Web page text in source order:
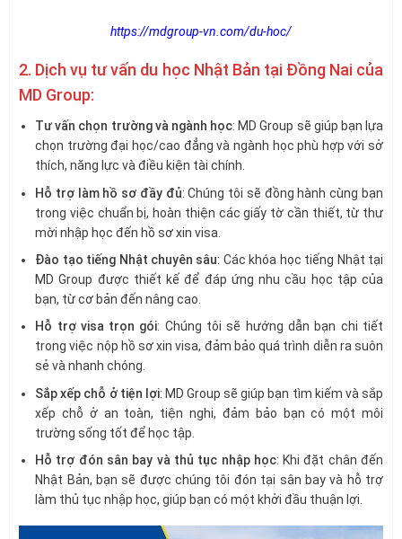
https://mdgroup-vn.com/du-hoc/
2. Dịch vụ tư vấn du học Nhật Bản tại Đồng Nai của
MD Group:
Tư vấn chọn trường và ngành học: MD Group sẽ giúp bạn lựa
chọn trường đại học/cao đẳng và ngành học phù hợp với sở
thích, năng lực và điều kiện tài chính.
Hỗ trợ làm hồ sơ đầy đủ: Chúng tôi sẽ đồng hành cùng bạn
trong việc chuẩn bị, hoàn thiện các giấy tờ cần thiết, từ thư
mời nhập học đến hồ sơ xin visa.
Đào tạo tiếng Nhật chuyên sâu: Các khóa học tiếng Nhật tại
MD Group được thiết kế để đáp ứng nhu cầu học tập của
bạn, từ cơ bản đến nâng cao.
Hỗ trợ visa trọn gói: Chúng tôi sẽ hướng dẫn bạn chi tiết
trong việc nộp hồ sơ xin visa, đảm bảo quá trình diễn ra suôn
sẻ và nhanh chóng.
Sắp xếp chỗ ở tiện lợi: MD Group sẽ giúp bạn tìm kiếm và sắp
xếp chỗ ở an toàn, tiện nghi, đảm bảo bạn có một môi
trường sống tốt để học tập.
Hỗ trợ đón sân bay và thủ tục nhập học: Khi đặt chân đến
Nhật Bản, bạn sẽ được chúng tôi đón tại sân bay và hỗ trợ
làm thủ tục nhập học, giúp bạn có một khởi đầu thuận lợi.